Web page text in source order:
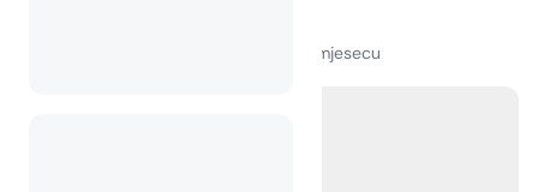
pregleda u posljednjem mjesecu